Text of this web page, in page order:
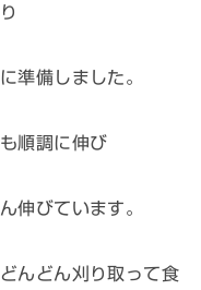
準備しました。
順調に伸び
伸びています。
んどん刈り取って食